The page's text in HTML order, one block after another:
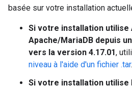
basée sur votre installation
Si votre installation utilise
Apache/MariaDB depuis
vers la version 4.17.01,
niveau à l'aide d'un fichier .tar.
Si votre installation utilise